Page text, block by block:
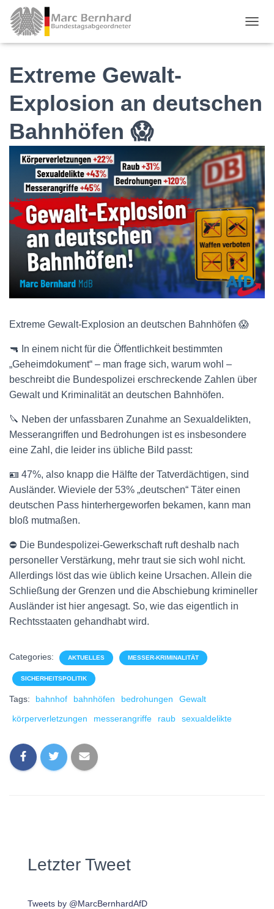
Extreme Gewalt-
Explosion an deutschen
Bahnhöfen 😱
Extreme Gewalt-Explosion an deutschen Bahnhöfen 😱
🔫 In einem nicht für die Öffentlichkeit bestimmten
„Geheimdokument“ – man frage sich, warum wohl –
beschreibt die Bundespolizei erschreckende Zahlen über
Gewalt und Kriminalität an deutschen Bahnhöfen.
🔪 Neben der unfassbaren Zunahme an Sexualdelikten,
Messerangriffen und Bedrohungen ist es insbesondere
eine Zahl, die leider ins übliche Bild passt:
🪪 47%, also knapp die Hälfte der Tatverdächtigen, sind
Ausländer. Wieviele der 53% „deutschen“ Täter einen
deutschen Pass hinterhergeworfen bekamen, kann man
bloß mutmaßen.
⛔️ Die Bundespolizei-Gewerkschaft ruft deshalb nach
personeller Verstärkung, mehr traut sie sich wohl nicht.
Allerdings löst das wie üblich keine Ursachen. Allein die
Schließung der Grenzen und die Abschiebung krimineller
Ausländer ist hier angesagt. So, wie das eigentlich in
Rechtsstaaten gehandhabt wird.
Categories: AKTUELLES MESSER-KRIMINALITÄT
SICHERHEITSPOLITIK
Tags: bahnhof bahnhöfen bedrohungen
Gewalt
körperverletzungen
messerangriffe raub sexualdelikte
Letzter Tweet
Tweets by @MarcBernhardAfD